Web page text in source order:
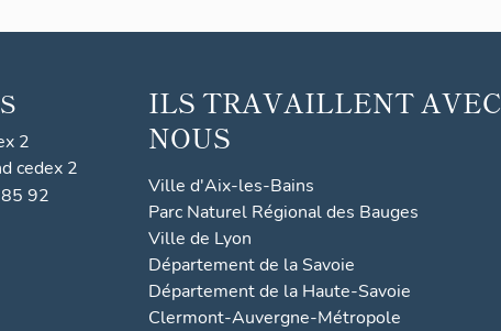
2
cedex 2
92
ILS TRAVAILLENT AVEC
NOUS
Ville d'Aix-les-Bains
Parc Naturel Régional des Bauges
Ville de Lyon
Département de la Savoie
Département de la Haute-Savoie
Clermont-Auvergne-Métropole